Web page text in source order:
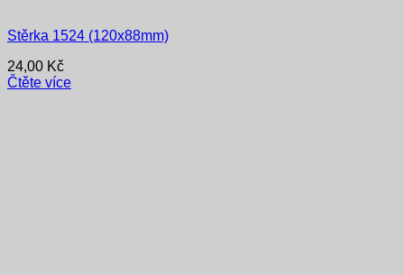
Stěrka 1524 (120x88mm)
24,00 Kč
Čtěte více